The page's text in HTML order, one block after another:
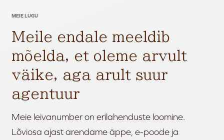
MEIE LUGU
Meile endale meeldib
mõelda, et oleme arvult
väike, aga arult suur
agentuur
Meie leivanumber on erilahenduste loomine.
Lõviosa ajast arendame äppe, e-poode ja